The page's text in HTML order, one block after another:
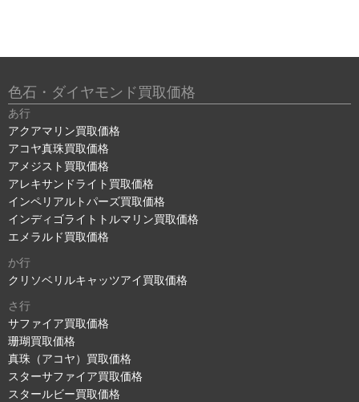
色石・ダイヤモンド買取価格
あ行
アクアマリン買取価格
アコヤ真珠買取価格
アメジスト買取価格
アレキサンドライト買取価格
インペリアルトパーズ買取価格
インディゴライトトルマリン買取価格
エメラルド買取価格
か行
クリソベリルキャッツアイ買取価格
さ行
サファイア買取価格
珊瑚買取価格
真珠（アコヤ）買取価格
スターサファイア買取価格
スタールビー買取価格